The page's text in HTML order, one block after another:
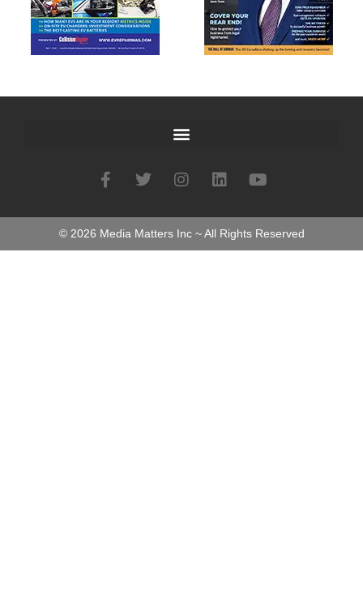
© 2026 Media Matters Inc ~ All Rights Reserved